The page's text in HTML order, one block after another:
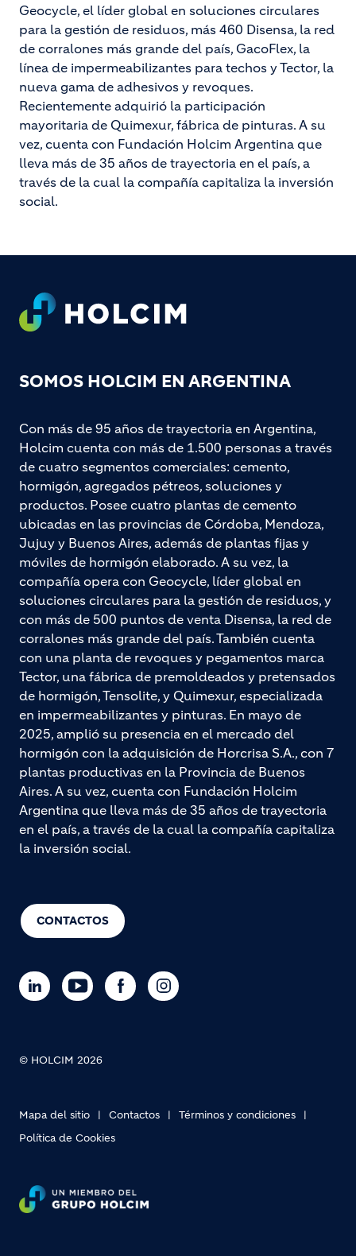
Geocycle, el líder global en soluciones circulares
para la gestión de residuos, más 460 Disensa, la red
de corralones más grande del país, GacoFlex, la
línea de impermeabilizantes para techos y Tector, la
nueva gama de adhesivos y revoques.
Recientemente adquirió la participación
mayoritaria de Quimexur, fábrica de pinturas. A su
vez, cuenta con Fundación Holcim Argentina que
lleva más de 35 años de trayectoria en el país, a
través de la cual la compañía capitaliza la inversión
social.
Footer
SOMOS HOLCIM EN ARGENTINA
CONTACTOS
Con más de 95 años de trayectoria en Argentina,
Holcim cuenta con más de 1.500 personas a través
de cuatro segmentos comerciales: cemento,
hormigón, agregados pétreos, soluciones y
productos. Posee cuatro plantas de cemento
ubicadas en las provincias de Córdoba, Mendoza,
Jujuy y Buenos Aires, además de plantas fijas y
móviles de hormigón elaborado. A su vez, la
compañía opera con Geocycle, líder global en
soluciones circulares para la gestión de residuos, y
con más de 500 puntos de venta Disensa, la red de
corralones más grande del país. También cuenta
con una planta de revoques y pegamentos marca
Tector, una fábrica de premoldeados y pretensados
de hormigón, Tensolite, y Quimexur, especializada
en impermeabilizantes y pinturas. En mayo de
2025, amplió su presencia en el mercado del
hormigón con la adquisición de Horcrisa S.A., con 7
plantas productivas en la Provincia de Buenos
Aires. A su vez, cuenta con Fundación Holcim
Argentina que lleva más de 35 años de trayectoria
en el país, a través de la cual la compañía capitaliza
la inversión social.
© HOLCIM 2026
Mapa del sitio Contactos
Términos y condiciones
Política de Cookies